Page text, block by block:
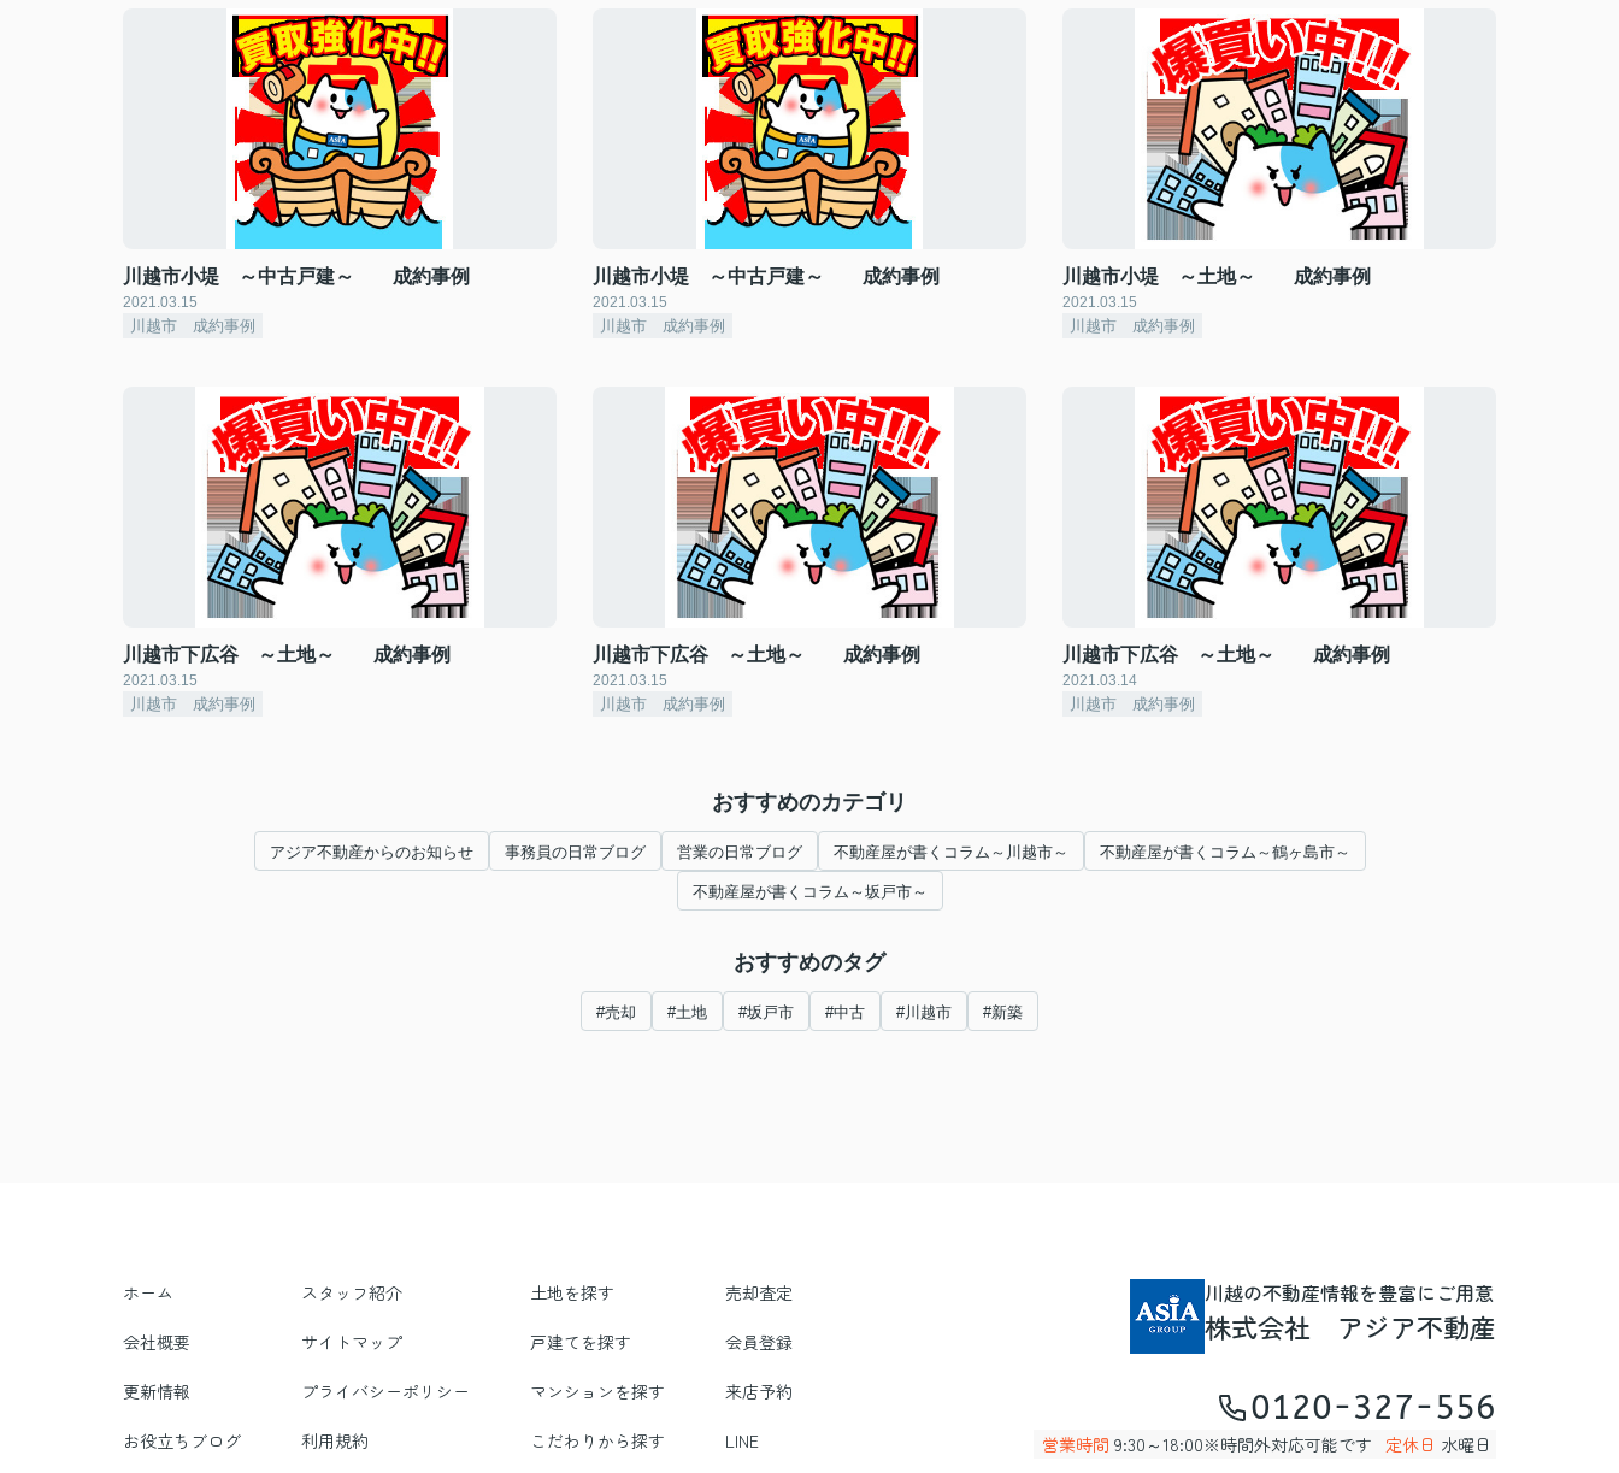
川越市小堤 ～中古戸建～ 成約事例
2021.03.15
川越市 成約事例
川越市小堤 ～中古戸建～ 成約事例
2021.03.15
川越市 成約事例
川越市小堤 ～土地～ 成約事例
2021.03.15
川越市 成約事例
川越市下広谷 ～土地～ 成約事例
2021.03.15
川越市 成約事例
川越市下広谷 ～土地～ 成約事例
2021.03.15
川越市 成約事例
川越市下広谷 ～土地～ 成約事例
2021.03.14
川越市 成約事例
おすすめのカテゴリ
アジア不動産からのお知らせ 事務員の日常ブログ 営業の日常ブログ 不動産屋が書くコラム～川越市～ 不動産屋が書くコラム～鶴ヶ島市～
不動産屋が書くコラム～坂戸市～
おすすめのタグ
#売却 #土地 #坂戸市 #中古 #川越市 #新築
ホーム スタッフ紹介 土地を探す 売却査定
会社概要 サイトマップ 戸建てを探す 会員登録
更新情報 プライバシーポリシー マンションを探す 来店予約
お役立ちブログ 利用規約 こだわりから探す LINE
川越の不動産情報を豊富にご用意
株式会社 アジア不動産
0120-327-556
営業時間 9:30～18:00※時間外対応可能です 定休日 水曜日